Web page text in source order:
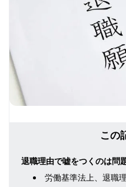
この
退職理由で嘘をつくのは問
労働基準法上、退職